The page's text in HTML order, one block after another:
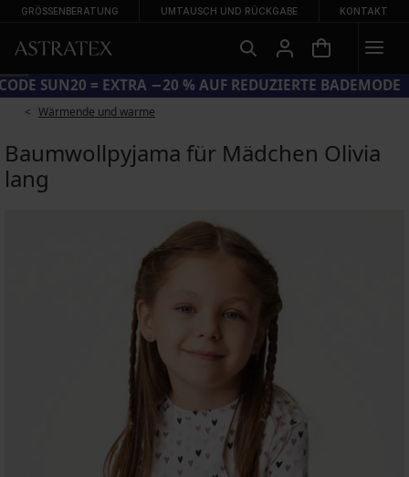
GRÖSSENBERATUNG UMTAUSCH UND RÜCKGABE KONTAKT
CODE SUN20 = EXTRA −20 % AUF REDUZIERTE BADEMODE
Wärmende und warme
Baumwollpyjama für Mädchen Olivia
lang